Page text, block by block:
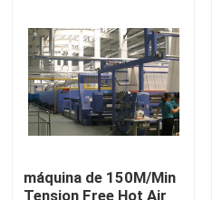
máquina de 150M/Min
Tension Free Hot Air